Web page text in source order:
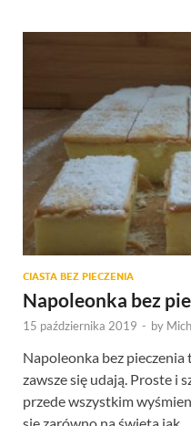
CIASTA BEZ PIECZENIA
Napoleonka bez
15 października 2019 - by
Napoleonka bez
zawsze się udają. Proste i
przede wszystkim